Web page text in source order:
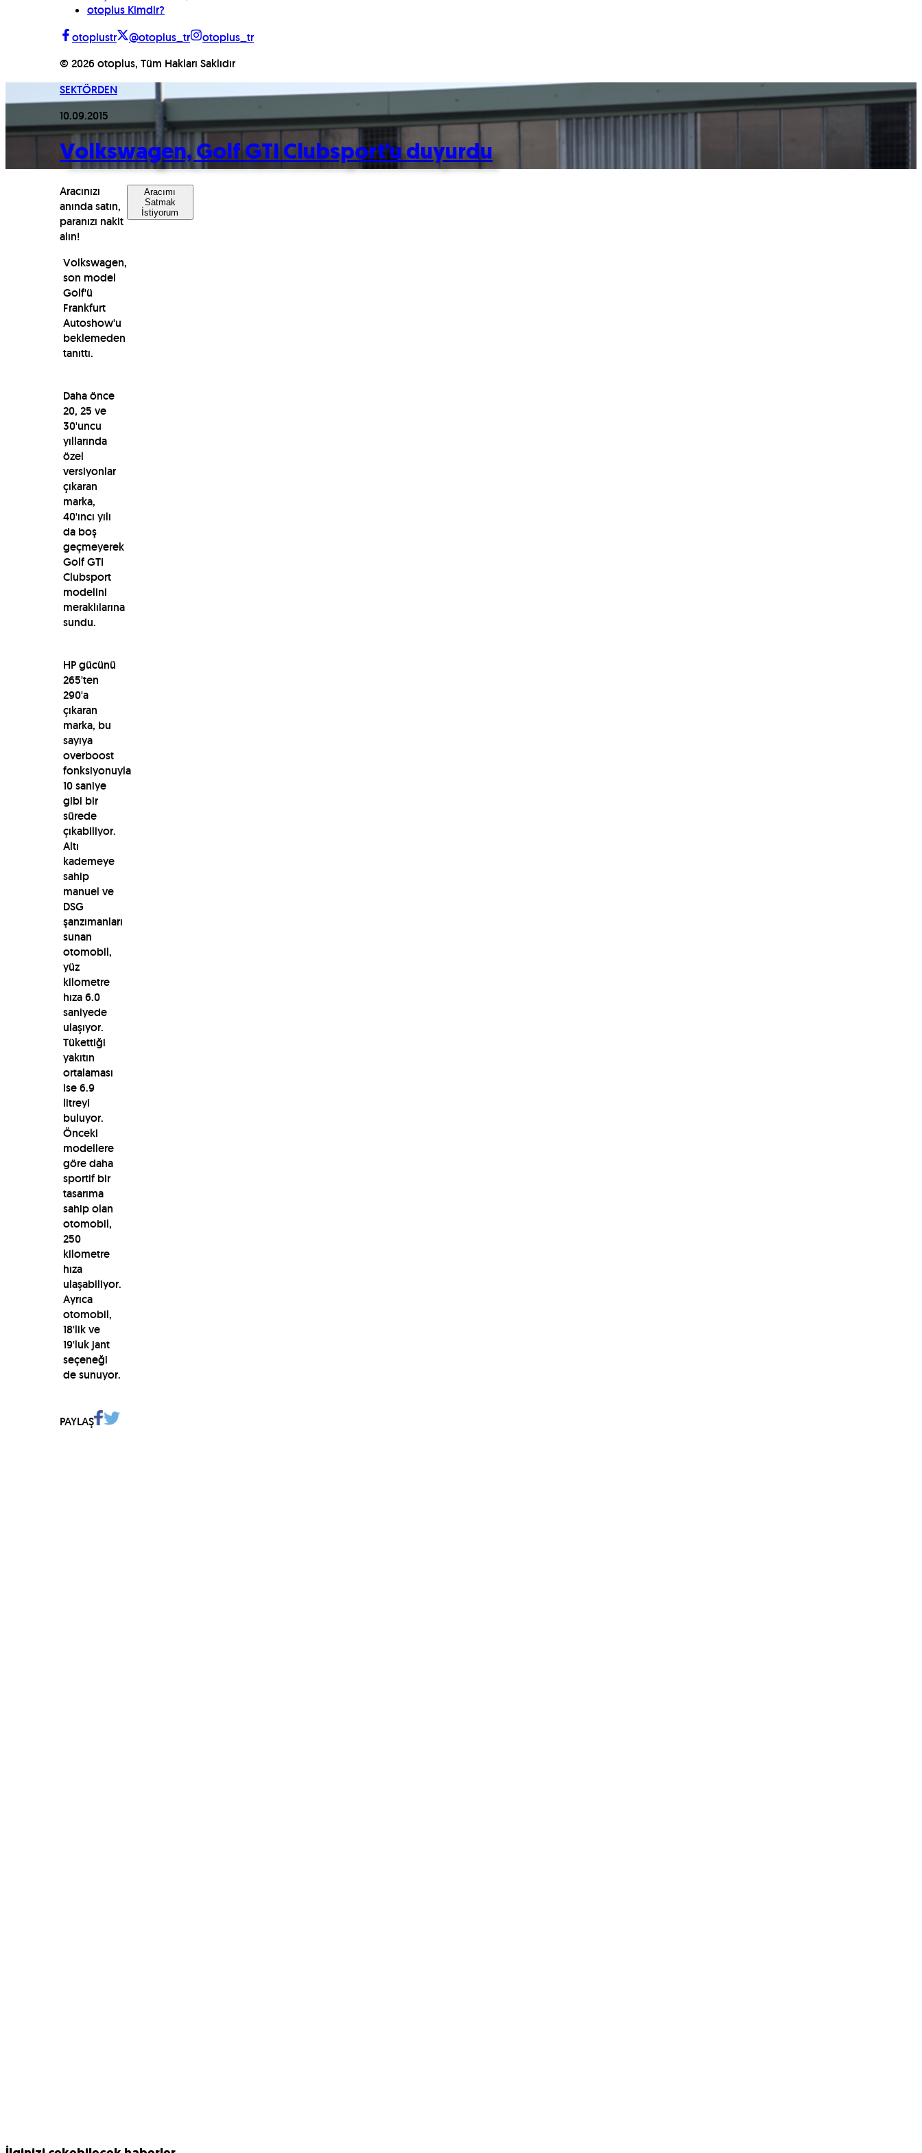
otoplus Kimdir?
otoplustr
@otoplus_tr
otoplus_tr
© 2026 otoplus, Tüm Hakları Saklıdır
SEKTÖRDEN
10.09.2015
Volkswagen, Golf GTI Clubsport'u duyurdu
Aracınızı
anında satın,
paranızı nakit
alın!
Aracımı
Satmak
İstiyorum
Volkswagen,
son model
Golf'ü
Frankfurt
Autoshow'u
beklemeden
tanıttı.
Daha önce
20, 25 ve
30'uncu
yıllarında
özel
versiyonlar
çıkaran
marka,
40'ıncı yılı
da boş
geçmeyerek
Golf GTI
Clubsport
modelini
meraklılarına
sundu.
HP gücünü
265'ten
290'a
çıkaran
marka, bu
sayıya
overboost
fonksiyonuyla
10 saniye
gibi bir
sürede
çıkabiliyor.
Altı
kademeye
sahip
manuel ve
DSG
şanzımanları
sunan
otomobil,
yüz
kilometre
hıza 6.0
saniyede
ulaşıyor.
Tükettiği
yakıtın
ortalaması
ise 6.9
litreyi
buluyor.
Önceki
modellere
göre daha
sportif bir
tasarıma
sahip olan
otomobil,
250
kilometre
hıza
ulaşabiliyor.
Ayrıca
otomobil,
18'lik ve
19'luk jant
seçeneği
de sunuyor.
PAYLAŞ